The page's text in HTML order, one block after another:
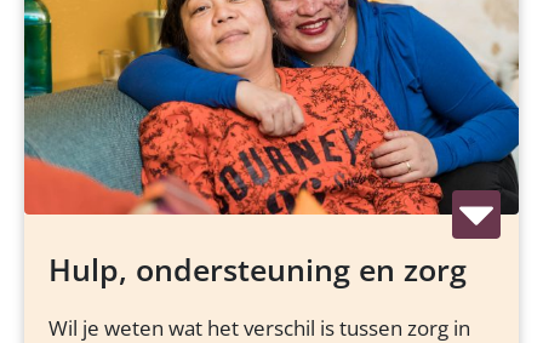
Hulp, ondersteuning en zorg
Wil je weten wat het verschil is tussen zorg in